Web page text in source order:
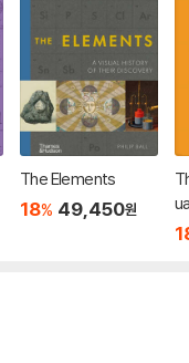
The Elements
18% 49,450원